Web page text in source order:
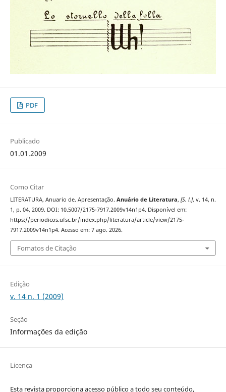
PDF
Publicado
01.01.2009
Como Citar
LITERATURA, Anuario de. Apresentação. Anuário de Literatura, [S. l.], v. 14, n.
1, p. 04, 2009. DOI: 10.5007/2175-7917.2009v14n1p4. Disponível em:
https://periodicos.ufsc.br/index.php/literatura/article/view/2175-
7917.2009v14n1p4. Acesso em: 7 ago. 2026.
Fomatos de Citação
Edição
v. 14 n. 1 (2009)
Seção
Informações da edição
Licença
Esta revista proporciona acesso público a todo seu conteúdo,